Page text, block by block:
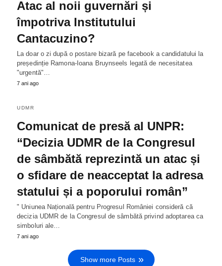
Atac al noii guvernări și
împotriva Institutului
Cantacuzino?
La doar o zi după o postare bizară pe facebook a candidatului la
președinție Ramona-Ioana Bruynseels legată de necesitatea
"urgentă"…
7 ani ago
UDMR
Comunicat de presă al UNPR:
“Decizia UDMR de la Congresul
de sâmbătă reprezintă un atac și
o sfidare de neacceptat la adresa
statului și a poporului român”
" Uniunea Națională pentru Progresul României consideră că
decizia UDMR de la Congresul de sâmbătă privind adoptarea ca
simboluri ale…
7 ani ago
Show more Posts